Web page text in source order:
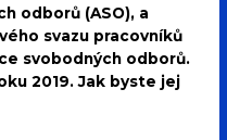
odborů (ASO), a
svazu pracovníků
svobodných odborů.
2019. Jak byste jej